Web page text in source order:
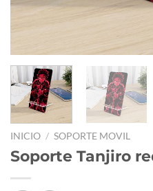
INICIO / SOPORTE MOVIL
Soporte Tanjiro